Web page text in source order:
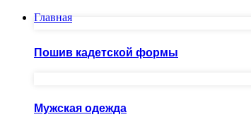
Главная
Пошив кадетской формы
Мужская одежда